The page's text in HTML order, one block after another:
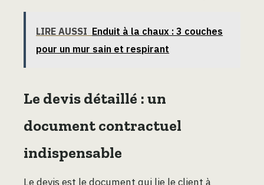
LIRE AUSSI Enduit à la chaux : 3 couches
pour un mur sain et respirant
Le devis détaillé : un
document contractuel
indispensable
Le devis est le document qui lie le client à